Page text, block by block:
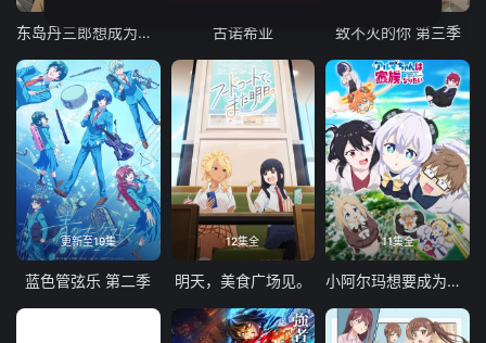
东岛丹三郎想成为假面骑士 古诺希亚 致不灭的你 第三季
更新至19集
蓝色管弦乐 第二季
12集全
明天，美食广场见。
11集全
小阿尔玛想要成为家人